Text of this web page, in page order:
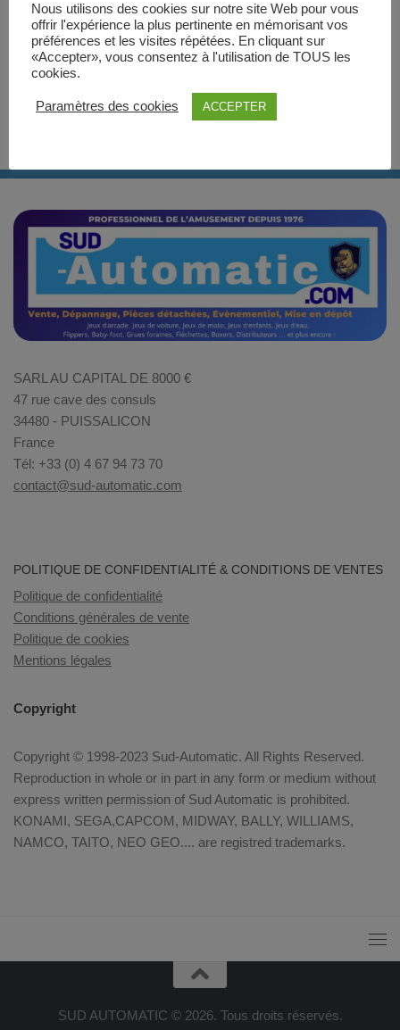
Site web
SARL AU CAPITAL DE 8000 €
47 rue cave des consuls
34480 - PUISSALICON
France
Tél: +33 (0) 4 67 94 73 70
contact@sud-automatic.com
POLITIQUE DE CONFIDENTIALITÉ & CONDITIONS DE VENTES
Politique de confidentialité
Conditions générales de vente
Politique de cookies
Mentions légales
Copyright
Copyright © 1998-2023 Sud-Automatic. All Rights Reserved.
Reproduction in whole or in part in any form or medium without
express written permission of Sud Automatic is prohibited.
KONAMI, SEGA,CAPCOM, MIDWAY, BALLY, WILLIAMS,
NAMCO, TAITO, NEO GEO.... are registred trademarks.
SUD AUTOMATIC © 2026. Tous droits réservés.
Nous utilisons des cookies sur notre site Web pour vous
offrir l'expérience la plus pertinente en mémorisant vos
préférences et les visites répétées. En cliquant sur
«Accepter», vous consentez à l'utilisation de TOUS les
cookies.
Paramètres des cookies ACCEPTER